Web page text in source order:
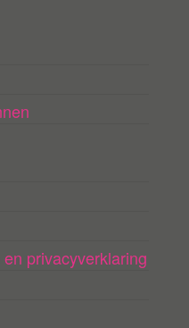
privacyverklaring